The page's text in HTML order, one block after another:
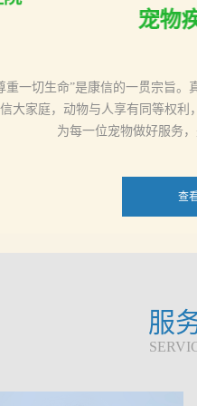
宠物
重一切生命”是康信的一贯宗旨
大家庭，动物与人享有同等权利
为每一位宠物做好服务
查
服